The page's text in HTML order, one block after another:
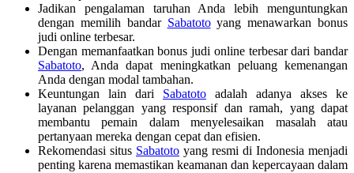
Jadikan pengalaman taruhan Anda lebih menguntungkan
dengan memilih bandar Sabatotoyang menawarkan bonus
judi online terbesar.
Dengan memanfaatkan bonus judi online terbesar dari bandar
Sabatoto, Anda dapat meningkatkan peluang kemenangan
Anda dengan modal tambahan.
Keuntungan lain dari Sabatoto adalah adanya akses ke
layanan pelanggan yang responsif dan ramah, yang dapat
membantu pemain dalam menyelesaikan masalah atau
pertanyaan mereka dengan cepat dan efisien.
Rekomendasi situs Sabatoto yang resmi di Indonesia menjadi
penting karena memastikan keamanan dan kepercayaan dalam